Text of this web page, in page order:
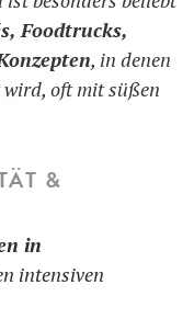
Foodtrucks,
, in denen
oft mit süßen
&
in
intensiven